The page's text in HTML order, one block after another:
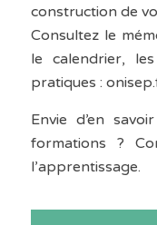
construction de
Consultez le
le calendrier,
pratiques :
Envie d’en
formations ?
l’apprentissage.